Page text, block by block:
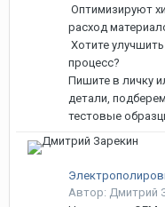
Оптимизируют
расход
Хотите
процесс?
Пишите в личку
детали,
тестовые
Автор: Дмитрий